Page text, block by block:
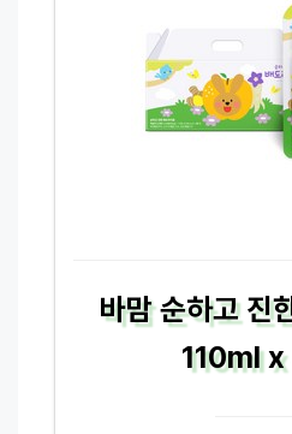
바맘 순하고 진
110ml